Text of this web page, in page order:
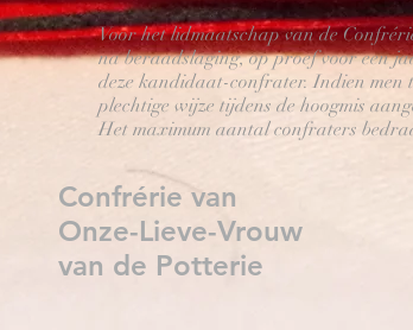
Voor het lidmaatschap van de
na beraadslaging, op proef voor een
deze kandidaat-confrater. Indien men
plechtige wijze tijdens de hoogmis
Het maximum aantal confraters
Confrérie van
Onze-Lieve-Vrouw
van de Potterie